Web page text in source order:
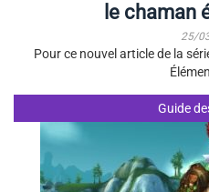
le chaman
25/
Pour ce nouvel article de la
Guide